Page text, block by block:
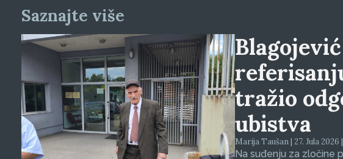
Saznajte više
tražio
ubistva
Marija Taušan | 27. Jula 2026
Na suđenju za zločine